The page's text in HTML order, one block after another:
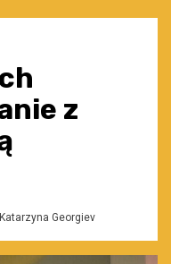
z
Katarzyna Georgiev